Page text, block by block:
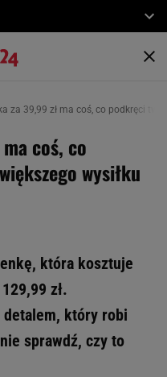
za 39,99 zł ma coś, co podkręci
coś, co
wysiłku
która kosztuje
zł.
który robi
sprawdź, czy to